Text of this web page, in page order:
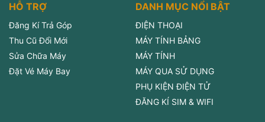
HỖ TRỢ
Đăng Kí Trả Góp
Thu Cũ Đổi Mới
Sửa Chữa Máy
Đặt Vé Máy Bay
DANH MỤC NỔI BẬT
ĐIỆN THOẠI
MÁY TÍNH BẢNG
MÁY TÍNH
MÁY QUA SỬ DỤNG
PHỤ KIỆN ĐIỆN TỬ
ĐĂNG KÍ SIM & WIFI